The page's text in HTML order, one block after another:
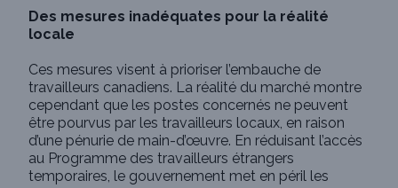
Des mesures inadéquates pour la réalité
locale
Ces mesures visent à prioriser l’embauche de
travailleurs canadiens. La réalité du marché montre
cependant que les postes concernés ne peuvent
être pourvus par les travailleurs locaux, en raison
d’une pénurie de main-d’œuvre. En réduisant l’accès
au Programme des travailleurs étrangers
temporaires, le gouvernement met en péril les